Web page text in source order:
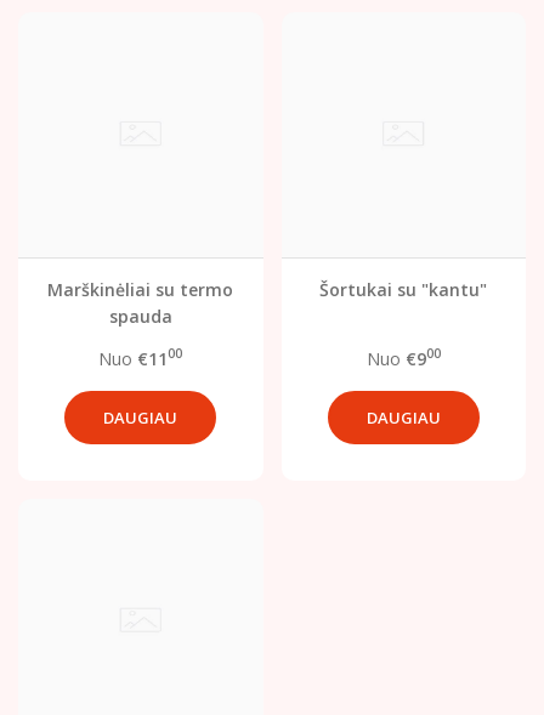
Marškinėliai su termo
spauda
Nuo €1100
DAUGIAU
Šortukai su "kantu"
Nuo €900
DAUGIAU